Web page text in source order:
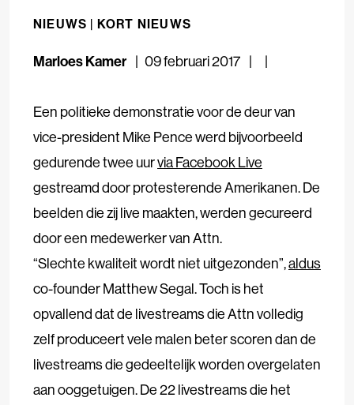
NIEUWS | KORT NIEUWS
Marloes Kamer 09 februari 2017
Een politieke demonstratie voor de deur van
vice-president Mike Pence werd bijvoorbeeld
gedurende twee uurvia Facebook Live
gestreamd door protesterende Amerikanen. De
beelden die zij live maakten, werden gecureerd
door een medewerker van Attn.
“Slechte kwaliteit wordt niet uitgezonden”,aldus
co-founder Matthew Segal. Toch is het
opvallend dat de livestreams die Attn volledig
zelf produceert vele malen beter scoren dan de
livestreams die gedeeltelijk worden overgelaten
aan ooggetuigen. De 22 livestreams die het